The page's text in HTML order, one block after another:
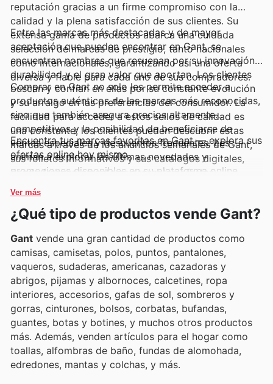
reputación gracias a un firme compromiso con la
calidad y la plena satisfacción de sus clientes. Su
extensa gama de productos abarca una cuidada
selección de marcas de prestigio, tanto nacionales
como internacionales, garantizando así una oferta
diversa y fiable para cada uno de sus compradores.
Entre las marcas más destacadas y de mayor
aceptación que pueden encontrar en Gant, se
encuentran nombres que resuenan por su innovación,
durabilidad y el gran valor que aportan. Los clientes
buscan y confían en ellas por su constante evolución
y su arraigo en las preferencias del consumidor. La
facilidad para acceder a estos sellos de calidad es
una constante; los clientes pueden descubrir estas
marcas a través de los anuncios semanales de Gant,
sus folletos informativos y sus catálogos digitales,
donde frecuentemente se presentan ofertas
exclusivas y promociones muy atractivas.
Comprar en Gant no solo les permite acceder a
productos auténticos de las marcas más reconocidas,
sino que también asegura precios altamente
competitivos y la posibilidad de beneficiarse de
ventas especiales y descuentos frecuentes. Les
animan a explorar las últimas novedades y
promociones disponibles en su plataforma online,
de las ofertas por tiempo limitado que enriquecen su
experiencia de compra.
Encuentra tus marcas favoritas en Gant — explora sus
ofertas online hoy mismo.
Ver más
¿Qué tipo de productos vende Gant?
Gant vende una gran cantidad de productos como
camisas, camisetas, polos, puntos, pantalones,
vaqueros, sudaderas, americanas, cazadoras y
abrigos, pijamas y albornoces, calcetines, ropa
interiores, accesorios, gafas de sol, sombreros y
gorras, cinturones, bolsos, corbatas, bufandas,
guantes, botas y botines, y muchos otros productos
más. Además, venden artículos para el hogar como
toallas, alfombras de baño, fundas de alomohada,
edredones, mantas y colchas, y más.